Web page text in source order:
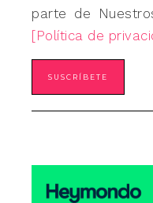
parte de
[Política de